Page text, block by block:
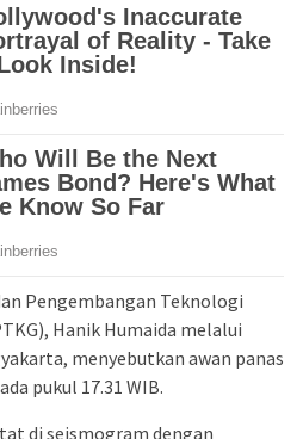
Pengembangan Teknologi
Hanik Humaida melalui
menyebutkan awan panas
pukul 17.31 WIB.
di seismogram dengan